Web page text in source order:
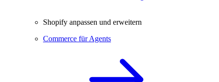
Shopify anpassen und erweitern
Commerce für Agents